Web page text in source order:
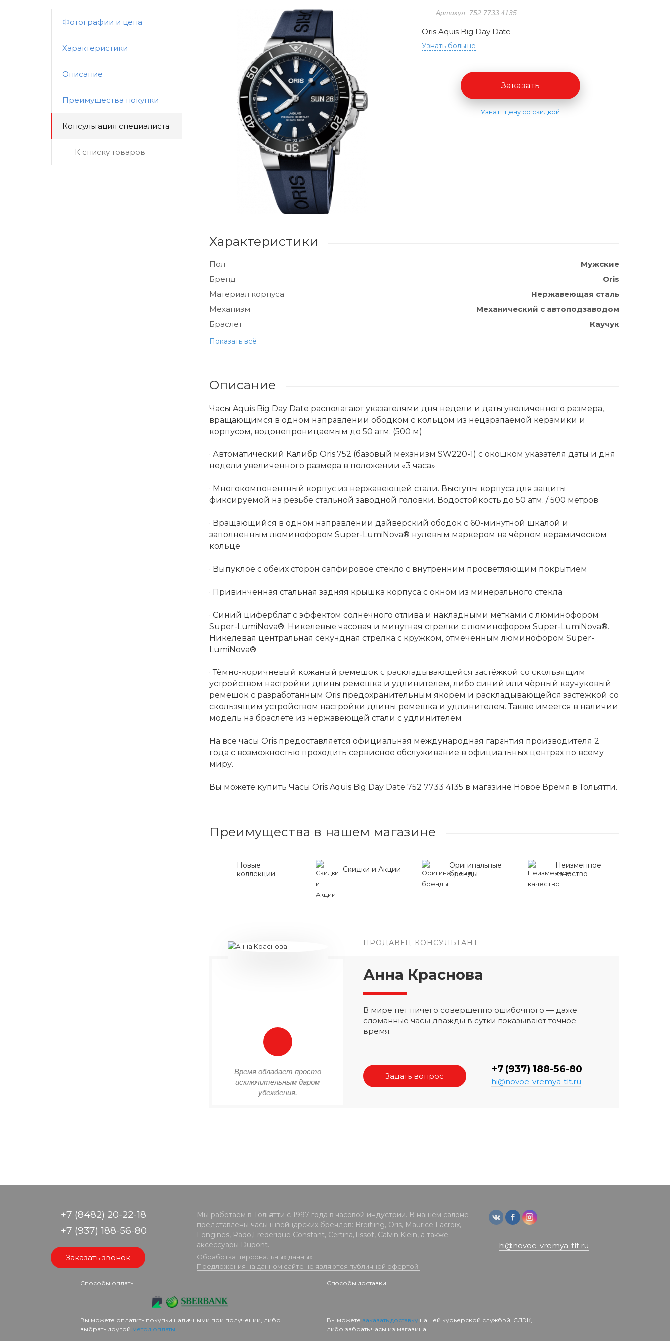
Фотографии и цена
Характеристики
Описание
Преимущества покупки
Консультация специалиста
К списку товаров
Артикул: 752 7733 4135
Oris Aquis Big Day Date
Узнать больше
Заказать
Узнать цену со скидкой
Характеристики
Пол
Мужские
Бренд
Oris
Материал корпуса
Нержавеющая сталь
Механизм
Механический с автоподзаводом
Браслет
Каучук
Показать всё
Описание
Часы Aquis Big Day Date располагают указателями дня недели и даты увеличенного размера,
вращающимся в одном направлении ободком с кольцом из нецарапаемой керамики и
корпусом, водонепроницаемым до 50 атм. (500 м)
· Автоматический Калибр Oris 752 (базовый механизм SW220-1) с окошком указателя даты и дня
недели увеличенного размера в положении «3 часа»
· Многокомпонентный корпус из нержавеющей стали. Выступы корпуса для защиты
фиксируемой на резьбе стальной заводной головки. Водостойкость до 50 атм. / 500 метров
· Вращающийся в одном направлении дайверский ободок с 60-минутной шкалой и
заполненным люминофором Super-LumiNova® нулевым маркером на чёрном керамическом
кольце
· Выпуклое с обеих сторон сапфировое стекло с внутренним просветляющим покрытием
· Привинченная стальная задняя крышка корпуса с окном из минерального стекла
· Синий циферблат с эффектом солнечного отлива и накладными метками с люминофором
Super-LumiNova®. Никелевые часовая и минутная стрелки с люминофором Super-LumiNova®.
Никелевая центральная секундная стрелка с кружком, отмеченным люминофором Super-
LumiNova®
· Тёмно-коричневый кожаный ремешок с раскладывающейся застёжкой со скользящим
устройством настройки длины ремешка и удлинителем, либо синий или чёрный каучуковый
ремешок с разработанным Oris предохранительным якорем и раскладывающейся застёжкой со
скользящим устройством настройки длины ремешка и удлинителем. Также имеется в наличии
модель на браслете из нержавеющей стали с удлинителем
На все часы Oris предоставляется официальная международная гарантия производителя 2
года с возможностью проходить сервисное обслуживание в официальных центрах по всему
миру.
Вы можете купить Часы Oris Aquis Big Day Date 752 7733 4135 в магазине Новое Время в Тольятти.
Преимущества в нашем магазине
Новые
коллекции
Скидки и Акции
Оригинальные
бренды
Неизменное
качество
ПРОДАВЕЦ-КОНСУЛЬТАНТ
Время обладает просто
исключительным даром
убеждения.
Анна Краснова
В мире нет ничего совершенно ошибочного — даже
сломанные часы дважды в сутки показывают точное
время.
Задать вопрос
+7 (937) 188-56-80
hi@novoe-vremya-tlt.ru
+7 (8482) 20-22-18
+7 (937) 188-56-80
Заказать звонок
Мы работаем в Тольятти с 1997 года в часовой индустрии. В нашем салоне
представлены часы швейцарских брендов: Breitling, Oris, Maurice Lacroix,
Longines, Rado,Frederique Constant, Certina,Tissot, Calvin Klein, а также
аксессуары Dupont.
Обработка персональных данных
Предложения на данном сайте не являются публичной офертой.
hi@novoe-vremya-tlt.ru
Способы оплаты
Вы можете оплатить покупки наличными при получении, либо
выбрать другой метод оплаты.
Способы доставки
Вы можете заказать доставку нашей курьерской службой, СДЭК,
либо забрать часы из магазина.